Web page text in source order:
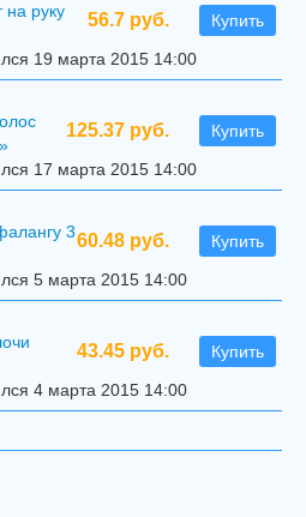
56.7 руб. Купить
на руку
19 марта 2015 14:00
125.37 руб. Купить
17 марта 2015 14:00
60.48 руб. Купить
3
5 марта 2015 14:00
43.45 руб. Купить
4 марта 2015 14:00